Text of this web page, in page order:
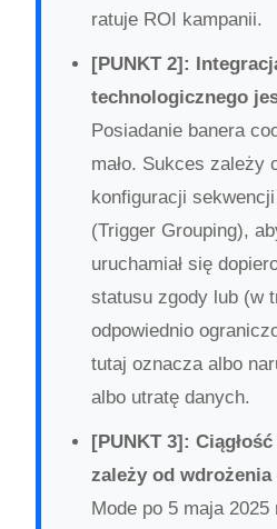
ratuje ROI kampanii.
[PUNKT 2]:
technologicznego
Posiadanie banera
mało. Sukces zależy
konfiguracji
(Trigger Grouping),
uruchamiał się
statusu zgody lub (w
odpowiednio
tutaj oznacza albo
albo utratę danych.
[PUNKT 3]:
zależy od wdrożenia
Mode po 5 maja